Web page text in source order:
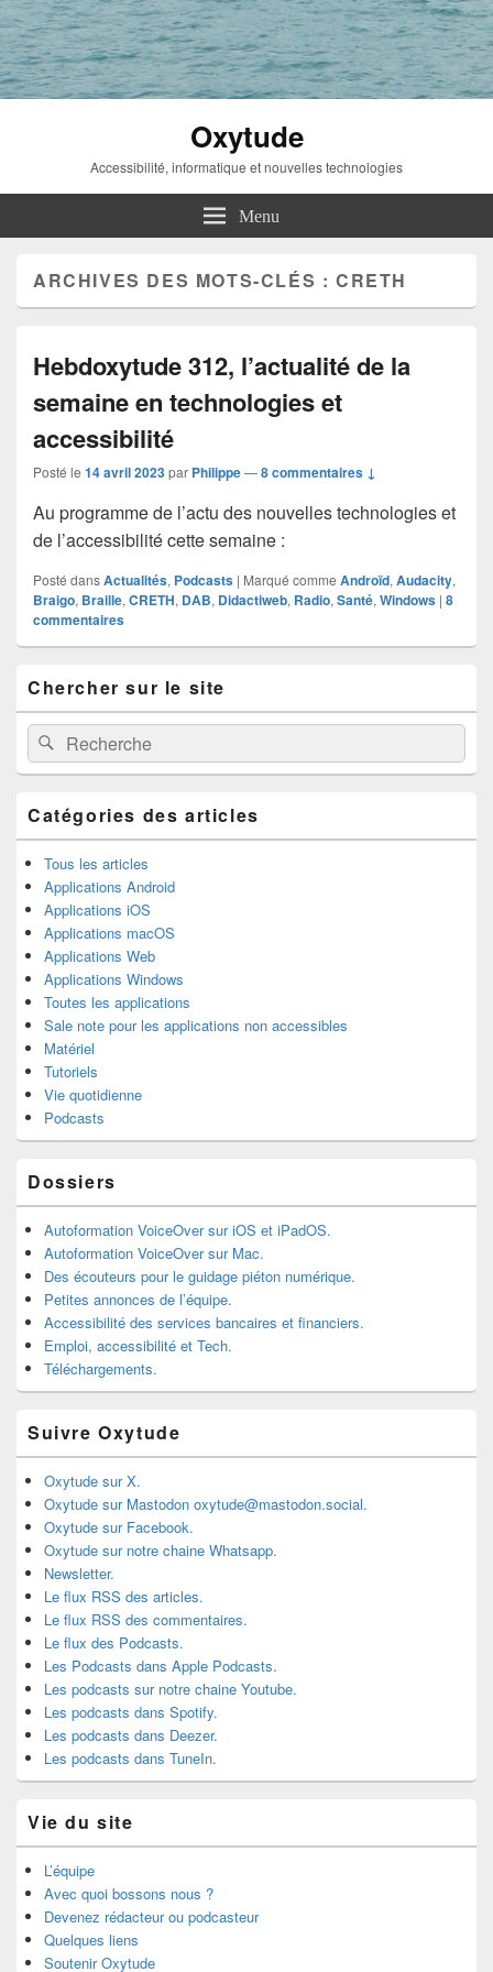
Oxytude
Accessibilité, informatique et nouvelles technologies
Menu
ARCHIVES DES MOTS-CLÉS :CRETH
Hebdoxytude 312, l’actualité de la
semaine en technologies et
accessibilité
Posté le 14 avril 2023par Philippe—8 commentaires ↓
Au programme de l’actu des nouvelles technologies et
de l’accessibilité cette semaine :
Posté dansActualités, Podcasts | Marqué comme Androïd, Audacity,
Braigo, Braille, CRETH, DAB, Didactiweb, Radio, Santé, Windows | 8
commentaires
principale
de
widget
pour
la
latérale
Chercher sur le site
Recherche :Rechercher
Catégories des articles
Tous les articles
Applications Android
Applications iOS
Applications macOS
Applications Web
Applications Windows
Toutes les applications
Sale note pour les applications non accessibles
Matériel
Tutoriels
Vie quotidienne
Podcasts
Dossiers
Autoformation VoiceOver sur iOS et iPadOS.
Autoformation VoiceOver sur Mac.
Des écouteurs pour le guidage piéton numérique.
Petites annonces de l’équipe.
Accessibilité des services bancaires et financiers.
Emploi, accessibilité et Tech.
Téléchargements.
Suivre Oxytude
Oxytude sur X.
Oxytude sur Mastodon oxytude@mastodon.social.
Oxytude sur Facebook.
Oxytude sur notre chaine Whatsapp.
Newsletter.
Le flux RSS des articles.
Le flux RSS des commentaires.
Le flux des Podcasts.
Les Podcasts dans Apple Podcasts.
Les podcasts sur notre chaine Youtube.
Les podcasts dans Spotify.
Les podcasts dans Deezer.
Les podcasts dans TuneIn.
Vie du site
L’équipe
Avec quoi bossons nous ?
Devenez rédacteur ou podcasteur
Quelques liens
Soutenir Oxytude